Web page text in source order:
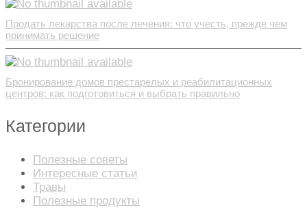
Продать лекарства после лечения: что учесть, прежде чем
принимать решение
Бронирование домов престарелых и реабилитационных
центров: как подготовиться и выбрать правильно
Категории
Полезные советы
Интересные статьи
Травы
Полезные продукты